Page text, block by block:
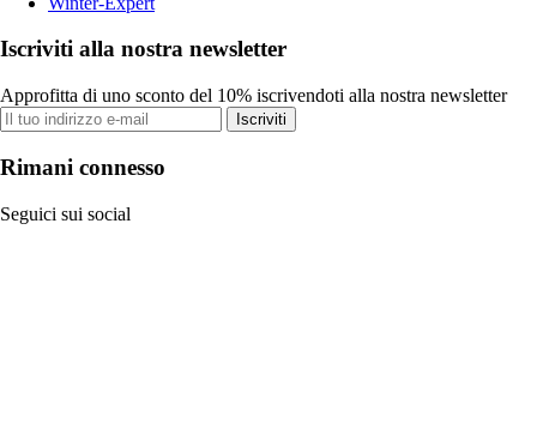
Iscriviti alla nostra newsletter
Approfitta di uno sconto del 10% iscrivendoti alla nostra newsletter
Iscriviti
Rimani connesso
Seguici sui social